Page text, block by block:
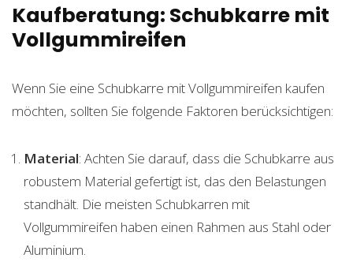
Kaufberatung: Schubkarre mit
Vollgummireifen
Wenn Sie eine Schubkarre mit Vollgummireifen kaufen
möchten, sollten Sie folgende Faktoren berücksichtigen:
Material: Achten Sie darauf, dass die Schubkarre aus
robustem Material gefertigt ist, das den Belastungen
standhält. Die meisten Schubkarren mit
Vollgummireifen haben einen Rahmen aus Stahl oder
Aluminium.